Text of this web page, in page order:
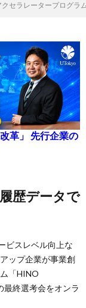
クセラレータープログラ
革」 先行企業の
ビスレベル向上な
ップ企業が事業創
「HINO
最終選考会をオンラ